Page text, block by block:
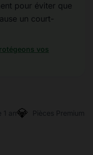
pour éviter que
un court-
vos
1 an💎 Pièces Premium